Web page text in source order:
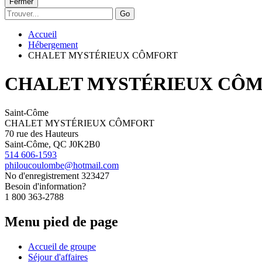
Go
Accueil
Hébergement
CHALET MYSTÉRIEUX CÔMFORT
CHALET MYSTÉRIEUX
Saint-Côme
CHALET MYSTÉRIEUX CÔMFORT
70 rue des Hauteurs
Saint-Côme, QC J0K2B0
514 606-1593
philoucoulombe@hotmail.com
No d'enregistrement 323427
Besoin d'information?
1 800 363-2788
Menu pied de page
Accueil de groupe
Séjour d'affaires